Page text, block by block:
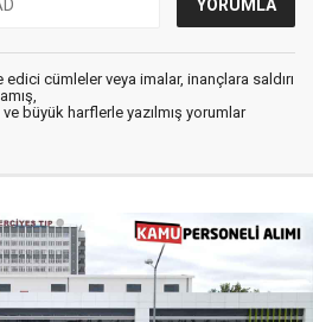
cümleler veya imalar, inançlara saldırı
büyük harflerle yazılmış yorumlar